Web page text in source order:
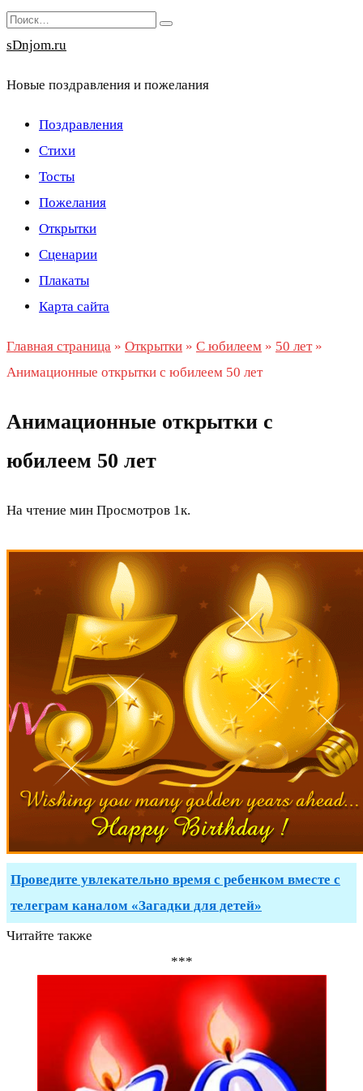
Перейти
к
Search
for:
sDnjom.ru
Новые поздравления и пожелания
Поздравления
Стихи
Тосты
Пожелания
Открытки
Сценарии
Плакаты
Карта сайта
Главная страница » Открытки » С юбилеем » 50 лет»
Анимационные открытки с юбилеем 50 лет
Анимационные открытки с
юбилеем 50 лет
На чтение мин Просмотров 1к.
Проведите увлекательно время с ребенком вместе с
телеграм каналом «Загадки для детей»
Читайте также
***